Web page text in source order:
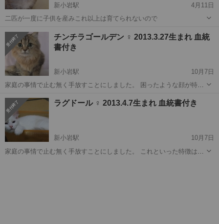
新小岩駅
4月11日
二匹が一度に子供を産みこれ以上は育てられないので
東京 葛飾区
チンチラゴールデン ♀ 2013.3.27生まれ 血統
書付き
新小岩駅
10月7日
家庭の事情で止む無く手放すことにしました。 困ったような顔が特徴
た。 壊れちゃいそうなくらい小さかったし細かったです。 今は丸くな
ってきて...
東京 新小岩駅 肉球
ラグドール ♀ 2013.4.7生まれ 血統書付き
新小岩駅
10月7日
家庭の事情で止む無く手放すことにしました。 これといった特徴は無